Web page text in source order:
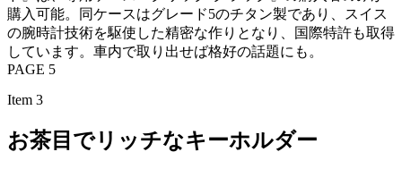
購入可能。同ケースはグレード5のチタン製であり、スイス
の腕時計技術を駆使した精密な作りとなり、国際特許も取得
しています。車内で取り出せば格好の話題にも。
PAGE 5
Item 3
お茶目でリッチなキーホルダー